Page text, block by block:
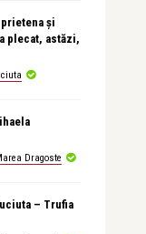
și
plecat, astăzi,
Dragoste
– Trufia